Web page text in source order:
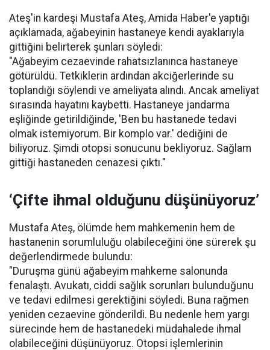
Ateş'in kardeşi Mustafa Ateş, Amida Haber'e yaptığı
açıklamada, ağabeyinin hastaneye kendi ayaklarıyla
gittiğini belirterek şunları söyledi:
"Ağabeyim cezaevinde rahatsızlanınca hastaneye
götürüldü. Tetkiklerin ardından akciğerlerinde su
toplandığı söylendi ve ameliyata alındı. Ancak ameliyat
sırasında hayatını kaybetti. Hastaneye jandarma
eşliğinde getirildiğinde, 'Ben bu hastanede tedavi
olmak istemiyorum. Bir komplo var.' dediğini de
biliyoruz. Şimdi otopsi sonucunu bekliyoruz. Sağlam
gittiği hastaneden cenazesi çıktı."
‘Çifte ihmal olduğunu düşünüyoruz’
Mustafa Ateş, ölümde hem mahkemenin hem de
hastanenin sorumluluğu olabileceğini öne sürerek şu
değerlendirmede bulundu:
"Duruşma günü ağabeyim mahkeme salonunda
fenalaştı. Avukatı, ciddi sağlık sorunları bulunduğunu
ve tedavi edilmesi gerektiğini söyledi. Buna rağmen
yeniden cezaevine gönderildi. Bu nedenle hem yargı
sürecinde hem de hastanedeki müdahalede ihmal
olabileceğini düşünüyoruz. Otopsi işlemlerinin